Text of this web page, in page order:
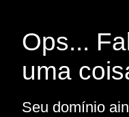
Ops...
uma
Seu domínio